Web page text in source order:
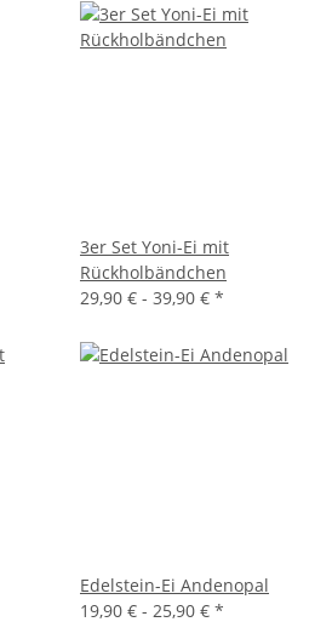
3er Set Yoni-Ei mit
Rückholbändchen
29,90 € - 39,90 € *
Edelstein-Ei Andenopal
19,90 € - 25,90 € *